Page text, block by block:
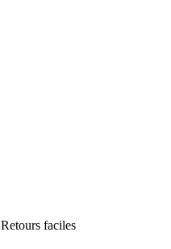
Retours faciles